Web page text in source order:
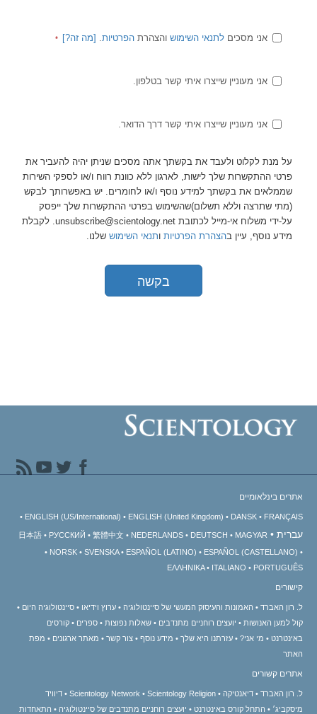
אני מסכים לתנאי השימוש והצהרת הפרטיות.
[מה זה?]
אני מעוניין שייצרו איתי קשר בטלפון.
אני מעוניין שייצרו איתי קשר דרך הדואר.
על מנת לקלוט ולעבד את בקשתך אתה מסכים שניתן יהיה להעביר את
פרטי ההתקשרות שלך לישות, לארגון ללא כוונת רווח ו/או לספקי השירות
שממלאים את בקשתך למידע נוסף ו/או לחומרים. יש באפשרותך לבקש
(מתי שתרצה וללא תשלום)שהשימוש בפרטי ההתקשרות שלך ייפסק
על-ידי משלוח אי-מייל לכתובת unsubscribe@scientology.net. לקבלת
מידע נוסף, עיין בהצהרת הפרטיות ותנאי השימוש שלנו.
בקשה
אתרים בינלאומיים
ENGLISH (US/International) ENGLISH (United Kingdom) DANSK FRANÇAIS
עברית 日本語 РУССКИЙ 繁體中文 NEDERLANDS DEUTSCH
MAGYAR
NORSK
SVENSKA ESPAÑOL (LATINO)
ESPAÑOL (CASTELLANO)
ΕΛΛΗΝΙΚA
ITALIANO PORTUGUÊS
קישורים
ל. רון האברד האמונות והעיסוק המעשי של סיינטולוגיה ערוץ וידיאו
סיינטולוגיה היום
קול למען האנושות
יועצים רוחניים מתנדבים שאלות נפוצות ספרים
קורסים
באינטרנט
מי אני? עזרתנו היא שלך מידע נוסף צור קשר מאתר ארגונים
מפת
האתר
אתרים קשורים
ל. רון האברד דיאנטיקה Scientology Network Scientology Religion
דיוויד
מיסקביג׳
התחל קורס באינטרנט יועצים רוחניים מתנדבים של סיינטולוגיה התאחדות